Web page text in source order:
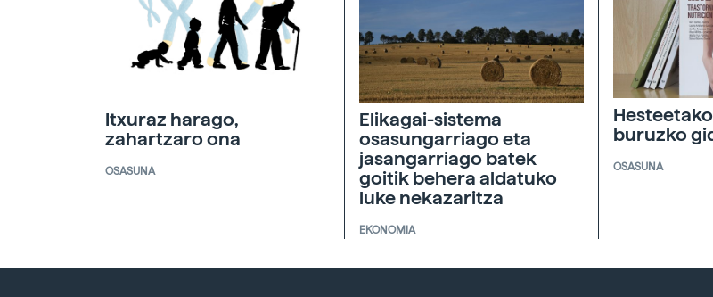
Itxuraz harago,
zahartzaro ona
OSASUNA
Elikagai-sistema
osasungarriago eta
jasangarriago batek
goitik behera aldatuko
luke nekazaritza
EKONOMIA
buruzko
OSASUNA